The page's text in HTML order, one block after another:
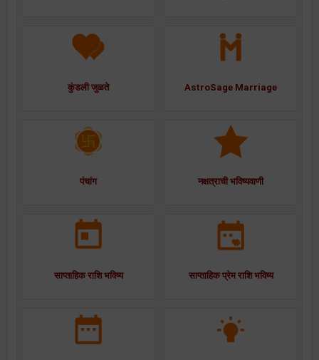
कुंडली जुळते AstroSage Marriage
पंचांग नक्षत्राची भविष्यवाणी
साप्ताहिक राशि भविष्य साप्ताहिक प्रेम राशि भविष्य